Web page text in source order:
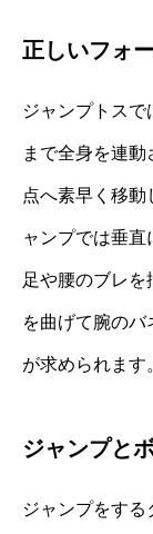
正しいフォ
ジャンプトス
まで全身を連
点へ素早く移
ャンプでは垂
足や腰のブレ
を曲げて腕の
が求められます
ジャンプと
ジャンプをす